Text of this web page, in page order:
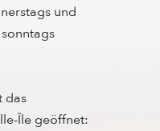
und
das
Île geöffnet: